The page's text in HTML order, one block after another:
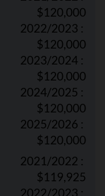
$120,000
2022/2023 :
$120,000
2023/2024 :
$120,000
2024/2025 :
$120,000
2025/2026 :
$120,000
2021/2022 :
$119,925
2022/2023 :